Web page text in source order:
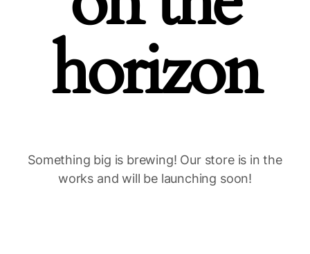
horizon
Something big is brewing! Our store is in the
works and will be launching soon!